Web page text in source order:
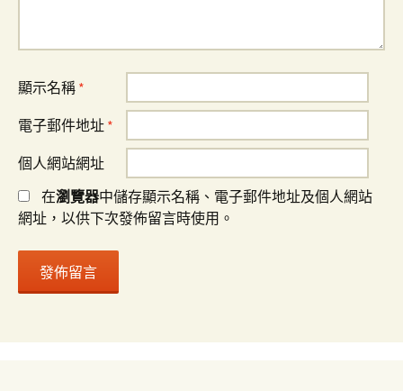
顯示名稱 *
電子郵件地址 *
個人網站網址
在瀏覽器中儲存顯示名稱、電子郵件地址及個人網站
網址，以供下次發佈留言時使用。